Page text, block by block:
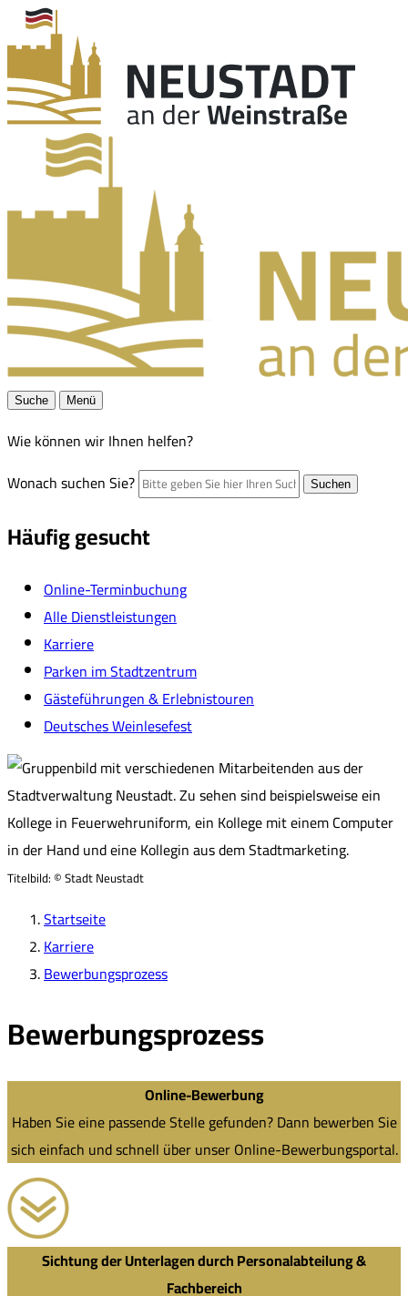
Suche Menü
Wie können wir Ihnen helfen?
Wonach suchen Sie?
Suchen
Häufig gesucht
Online-Terminbuchung
Alle Dienstleistungen
Karriere
Parken im Stadtzentrum
Gästeführungen & Erlebnistouren
Deutsches Weinlesefest
Titelbild:© Stadt Neustadt
Startseite
Karriere
Bewerbungsprozess
Bewerbungsprozess
Online-Bewerbung
Haben Sie eine passende Stelle gefunden? Dann bewerben Sie
sich einfach und schnell über unser Online-Bewerbungsportal.
Sichtung der Unterlagen durch Personalabteilung &
Fachbereich